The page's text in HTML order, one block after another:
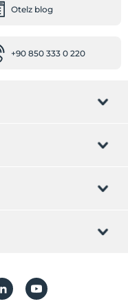
Otelz blog
+90 850 333 0 220